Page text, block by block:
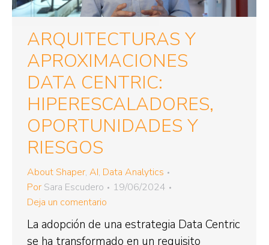
ARQUITECTURAS Y
APROXIMACIONES
DATA CENTRIC:
HIPERESCALADORES,
OPORTUNIDADES Y
RIESGOS
About Shaper, AI, Data Analytics
Por Sara Escudero
19/06/2024
Deja un comentario
La adopción de una estrategia Data Centric
se ha transformado en un requisito